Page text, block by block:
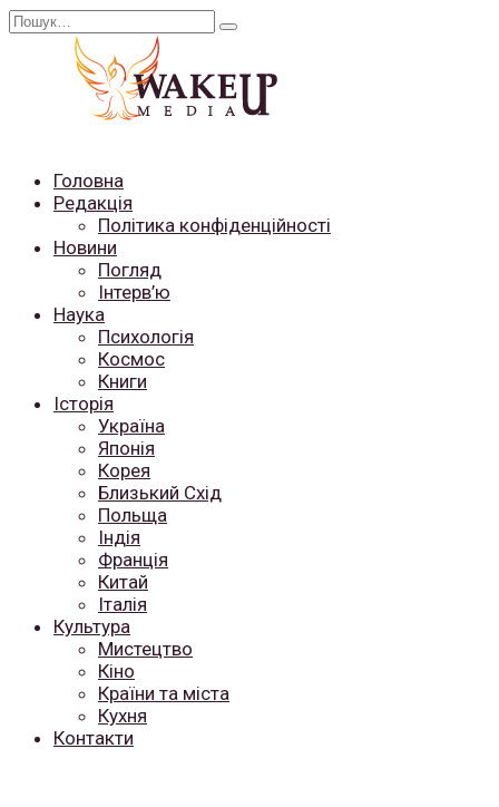
Перейти
Search
Головна
Редакція
Політика конфіденційності
Новини
Погляд
Інтерв’ю
Наука
Психологія
Космос
Книги
Історія
Україна
Японія
Корея
Близький Схід
Польща
Індія
Франція
Китай
Італія
Культура
Мистецтво
Кіно
Країни та міста
Кухня
Контакти